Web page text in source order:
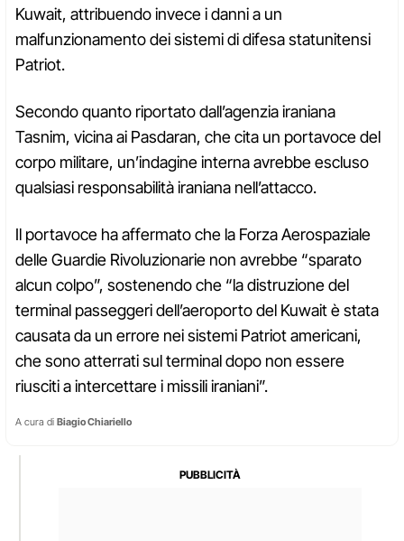
Kuwait, attribuendo invece i danni a un
malfunzionamento dei sistemi di difesa statunitensi
Patriot.
Secondo quanto riportato dall’agenzia iraniana
Tasnim, vicina ai Pasdaran, che cita un portavoce del
corpo militare, un’indagine interna avrebbe escluso
qualsiasi responsabilità iraniana nell’attacco.
Il portavoce ha affermato che la Forza Aerospaziale
delle Guardie Rivoluzionarie non avrebbe “sparato
alcun colpo”, sostenendo che “la distruzione del
terminal passeggeri dell’aeroporto del Kuwait è stata
causata da un errore nei sistemi Patriot americani,
che sono atterrati sul terminal dopo non essere
riusciti a intercettare i missili iraniani”.
A cura di Biagio Chiariello